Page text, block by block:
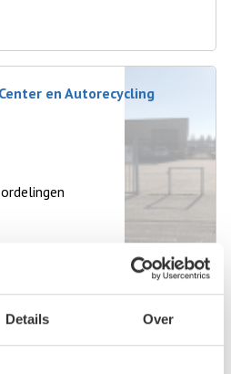
Details Over
en Autorecycling
Eindhoven